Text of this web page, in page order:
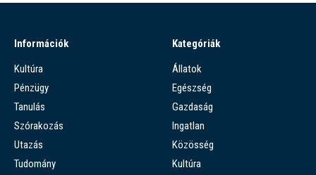
Információk
Kultúra
Pénzügy
Tanulás
Szórakozás
Utazás
Tudomány
Kategóriák
Állatok
Egészség
Gazdaság
Ingatlan
Közösség
Kultúra